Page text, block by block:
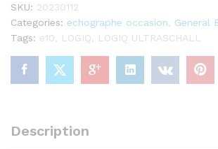
SKU: 20230112
Categories: echographe occasion, General
Tags: e10, LOGIQ, LOGIQ ULTRASCHALL
Description